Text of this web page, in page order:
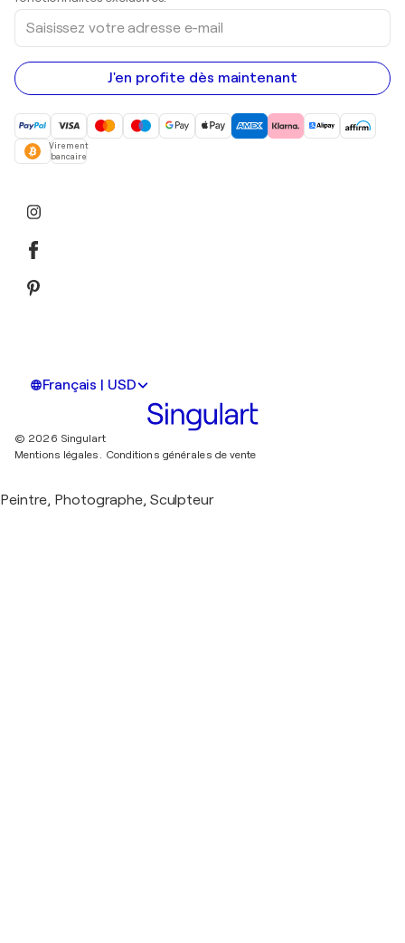
Saisissez
votre
adresse
e-
mail
J'en profite dès maintenant
Virement
bancaire
Français | USD
© 2026 Singulart
Mentions légales. Conditions générales de vente
Peintre, Photographe, Sculpteur